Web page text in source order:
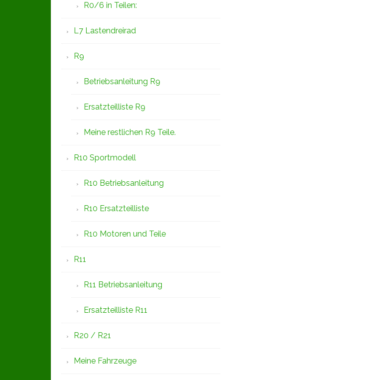
R0/6 in Teilen:
L7 Lastendreirad
R9
Betriebsanleitung R9
Ersatzteilliste R9
Meine restlichen R9 Teile.
R10 Sportmodell
R10 Betriebsanleitung
R10 Ersatzteilliste
R10 Motoren und Teile
R11
R11 Betriebsanleitung
Ersatzteilliste R11
R20 / R21
Meine Fahrzeuge